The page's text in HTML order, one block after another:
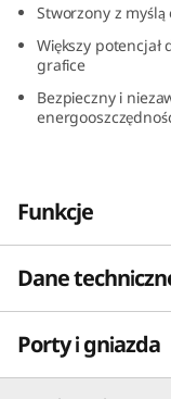
n
5
n
e
Stworzony z myślą
Większy
grafice
Bezpieczny i
Funkcje
Dane
PERFORMANCE
Porty i gniazda